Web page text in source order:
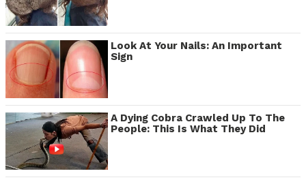
Look At Your Nails: An Important
Sign
A Dying Cobra Crawled Up To The
People: This Is What They Did